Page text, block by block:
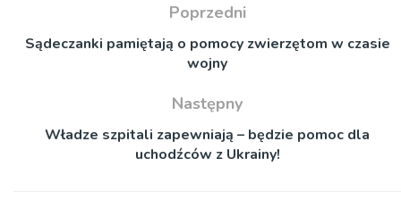
Poprzedni
Sądeczanki pamiętają o pomocy zwierzętom w czasie
wojny
Następny
Władze szpitali zapewniają – będzie pomoc dla
uchodźców z Ukrainy!